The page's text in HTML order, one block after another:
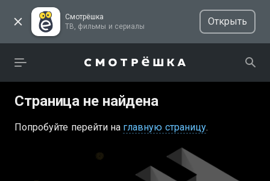
Смотрёшка
ТВ, фильмы и сериалы
Открыть
Страница не найдена
Попробуйте перейти на главную страницу.